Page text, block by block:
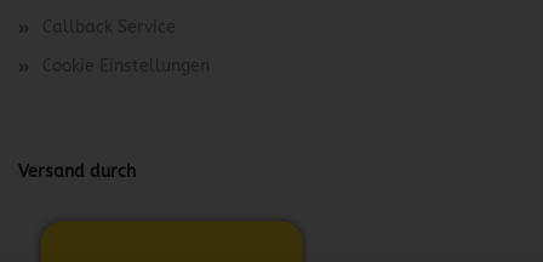
Callback Service
Cookie Einstellungen
Versand durch